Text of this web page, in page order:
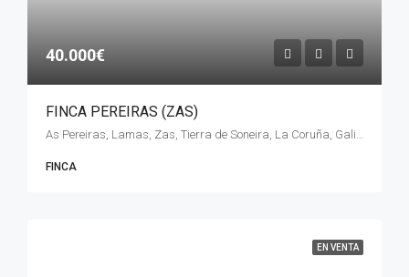
40.000€
FINCA PEREIRAS (ZAS)
As Pereiras, Lamas, Zas, Tierra de Soneira, La Coruña, Galicia, 15851, España
FINCA
EN VENTA